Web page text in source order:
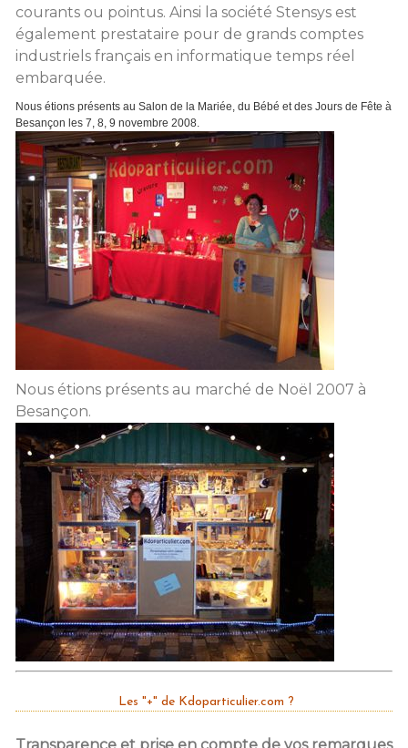
courants ou pointus. Ainsi la société Stensys est
également prestataire pour de grands comptes
industriels français en informatique temps réel
embarquée.
Nous étions présents au Salon de la Mariée, du Bébé et des Jours de Fête à
Besançon les 7, 8, 9 novembre 2008.
Nous étions présents au marché de Noël 2007 à
Besançon.
Les "+" de Kdoparticulier.com ?